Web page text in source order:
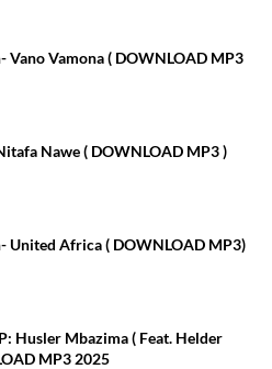
Vano Vamona ( DOWNLOAD MP3
Nawe ( DOWNLOAD MP3 )
United Africa ( DOWNLOAD MP3)
Husler Mbazima ( Feat. Helder
MP3 2025